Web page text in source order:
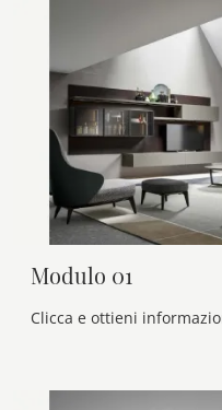
Modulo 01